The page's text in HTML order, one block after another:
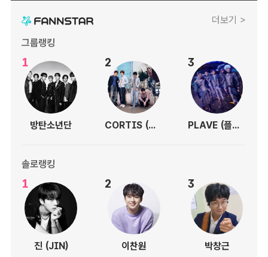
더보기 >
그룹랭킹
1
방탄소년단
2
CORTIS (코르티스)
3
PLAVE (플레이브)
솔로랭킹
1
진 (JIN)
2
이찬원
3
박창근